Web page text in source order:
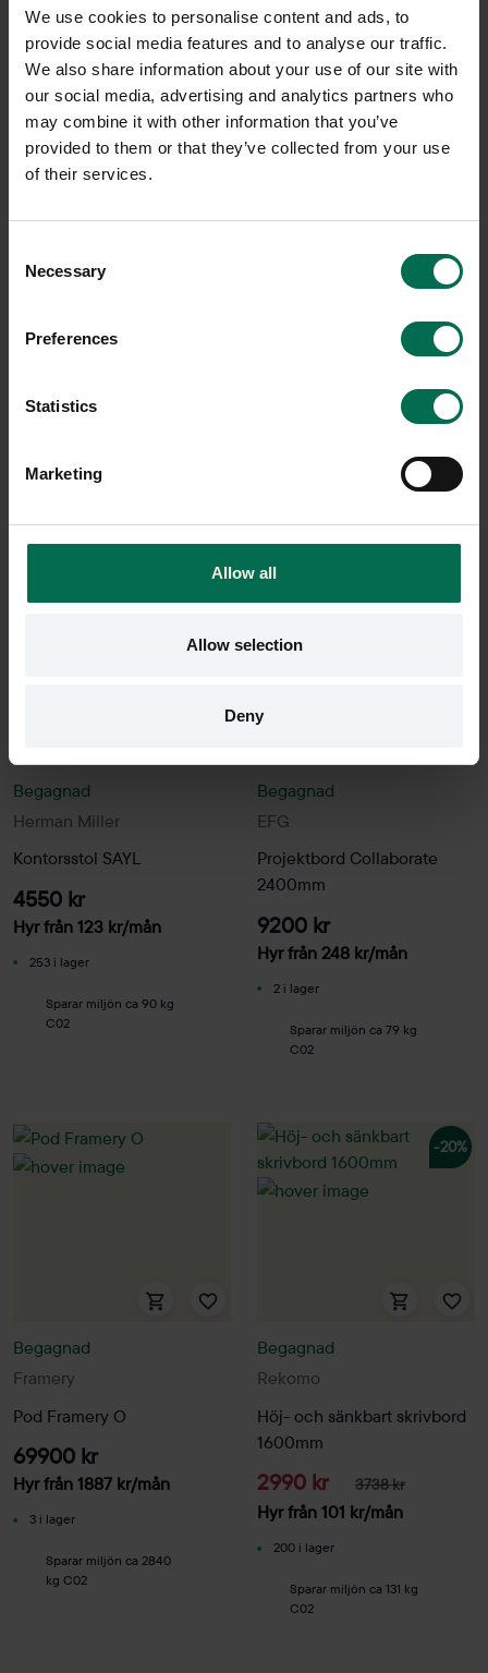
We use cookies to personalise content and ads, to
provide social media features and to analyse our traffic.
We also share information about your use of our site with
our social media, advertising and analytics partners who
may combine it with other information that you’ve
provided to them or that they’ve collected from your use
of their services.
Selection
Necessary
Preferences
Statistics
Marketing
Allow all
Allow selection
Deny
Fora Form
17150 kr
12 i lager /mån
Sparar miljön ca 275
Herman Miller
Begagnad
Kontorsstol SAYL
4550 kr
Hyr från 123 kr/mån
253 i lager
Sparar miljön ca 90 kg
C02
EFG
Begagnad
Projektbord Collaborate
2400mm
9200 kr
Hyr från 248 kr/mån
2 i lager
Sparar miljön ca 79 kg
C02
Framery
Begagnad
Pod Framery O
69900 kr
Hyr från 1887 kr/mån
3 i lager
Sparar miljön ca 2840
kg C02
-20%
Rekomo
Begagnad
Höj- och sänkbart skrivbord
1600mm
2990 kr 3738 kr
Hyr från 101 kr/mån
200 i lager
Sparar miljön ca 131 kg
C02